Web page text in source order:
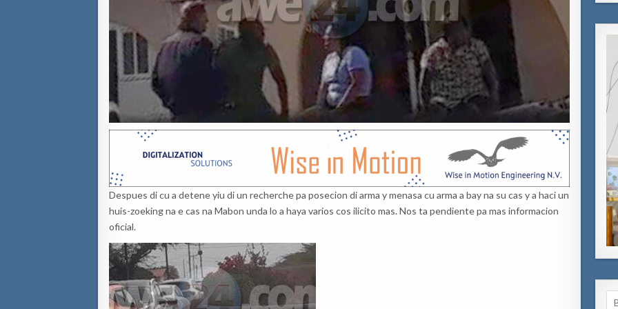
Despues di cu a detene yiu di un recherche pa posecion di arma y menasa cu arma a bay na su cas y a haci un
huis-zoeking na e cas na Mabon unda lo a haya varios cos ilicito mas. Nos ta pendiente pa mas informacion
oficial.